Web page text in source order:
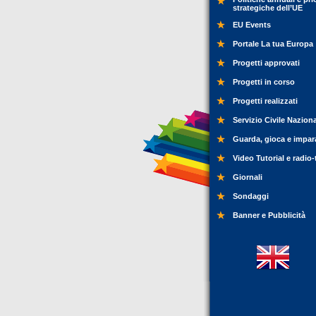
strategiche dell’UE
EU Events
Portale La tua Europa
Progetti approvati
Progetti in corso
Progetti realizzati
Servizio Civile
Guarda, gioca e
Video Tutorial e
Giornali
Sondaggi
Banner e Pubblicità